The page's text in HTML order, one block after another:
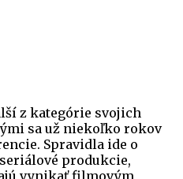
z kategórie svojich
sa už niekoľko rokov
Spravidla ide o
produkcie,
vynikať filmovým